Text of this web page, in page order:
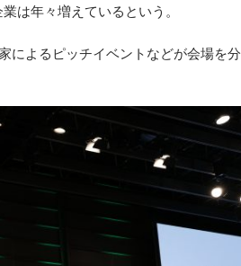
は年々増えているという。
によるピッチイベントなどが会場を分